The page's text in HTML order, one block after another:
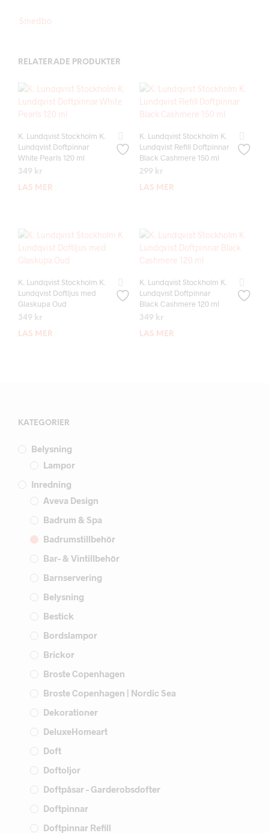
Smedbo
RELATERADE PRODUKTER
K. Lundqvist Stockholm K.
Lundqvist Doftpinnar
White Pearls 120 ml
349 kr
LÄS MER
K. Lundqvist Stockholm K.
Lundqvist Refill Doftpinnar
Black Cashmere 150 ml
299 kr
LÄS MER
K. Lundqvist Stockholm K.
Lundqvist Doftljus med
Glaskupa Oud
349 kr
LÄS MER
K. Lundqvist Stockholm K.
Lundqvist Doftpinnar
Black Cashmere 120 ml
349 kr
LÄS MER
KATEGORIER
Belysning
Lampor
Inredning
Aveva Design
Badrum & Spa
Badrumstillbehör
Bar- & Vintillbehör
Barnservering
Belysning
Bestick
Bordslampor
Brickor
Broste Copenhagen
Broste Copenhagen | Nordic Sea
Dekorationer
DeluxeHomeart
Doft
Doftoljor
Doftpåsar - Garderobsdofter
Doftpinnar
Doftpinnar Refill